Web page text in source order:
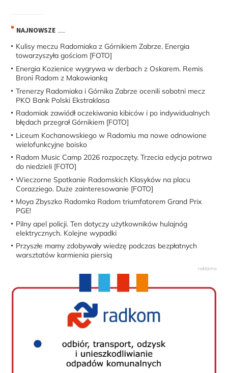
NAJNOWSZE
Kulisy meczu Radomiaka z Górnikiem Zabrze. Energia
towarzyszyła gościom [FOTO]
Energia Kozienice wygrywa w derbach z Oskarem. Remis
Broni Radom z Makowianką
Trenerzy Radomiaka i Górnika Zabrze ocenili sobotni mecz
PKO Bank Polski Ekstraklasa
Radomiak zawiódł oczekiwania kibiców i po indywidualnych
błędach przegrał Górnikiem [FOTO]
Liceum Kochanowskiego w Radomiu ma nowe odnowione
wielofunkcyjne boisko
Radom Music Camp 2026 rozpoczęty. Trzecia edycja potrwa
do niedzieli [FOTO]
Wieczorne Spotkanie Radomskich Klasyków na placu
Corazziego. Duże zainteresowanie [FOTO]
Moya Zbyszko Radomka Radom triumfatorem Grand Prix
PGE!
Pilny apel policji. Ten dotyczy użytkowników hulajnóg
elektrycznych. Kolejne wypadki
Przyszłe mamy zdobywały wiedzę podczas bezpłatnych
warsztatów karmienia piersią